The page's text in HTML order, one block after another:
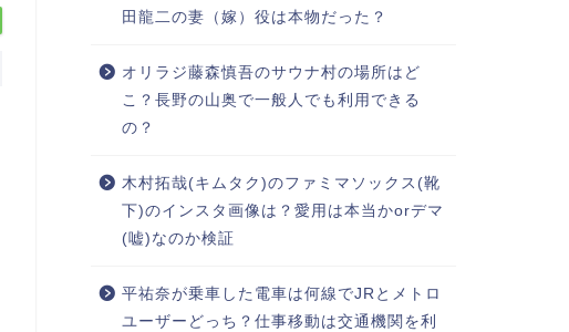
田龍二の妻（嫁）役は本物だった？
オリラジ藤森慎吾のサウナ村の場所はど
こ？長野の山奥で一般人でも利用できる
の？
木村拓哉(キムタク)のファミマソックス(靴
下)のインスタ画像は？愛用は本当かorデマ
(嘘)なのか検証
平祐奈が乗車した電車は何線でJRとメトロ
ユーザーどっち？仕事移動は交通機関を利